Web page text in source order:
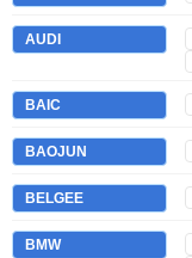
AUDI
BAIC
BAOJUN
BELGEE
BMW